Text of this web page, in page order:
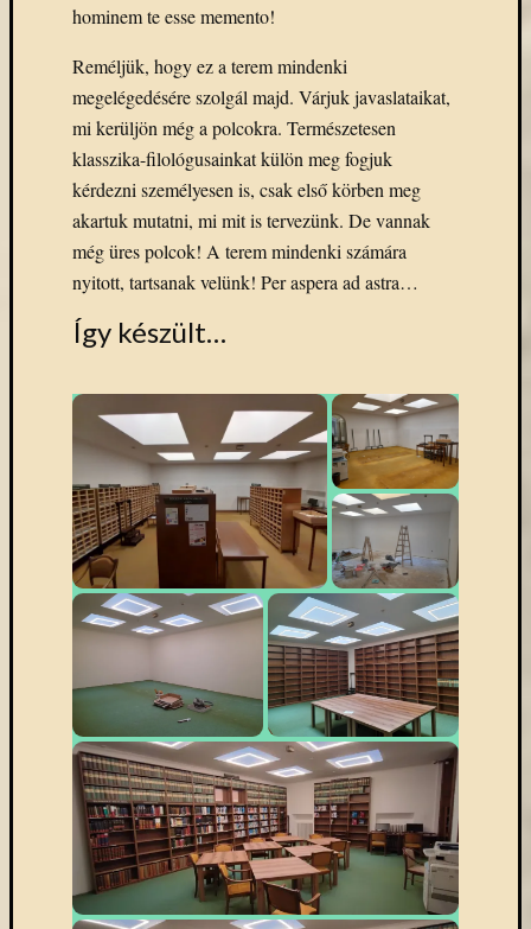
hominem te esse memento!
Reméljük, hogy ez a terem mindenki
megelégedésére szolgál majd. Várjuk javaslataikat,
mi kerüljön még a polcokra. Természetesen
klasszika-filológusainkat külön meg fogjuk
kérdezni személyesen is, csak első körben meg
akartuk mutatni, mi mit is tervezünk. De vannak
még üres polcok! A terem mindenki számára
nyitott, tartsanak velünk! Per aspera ad astra…
Így készült…